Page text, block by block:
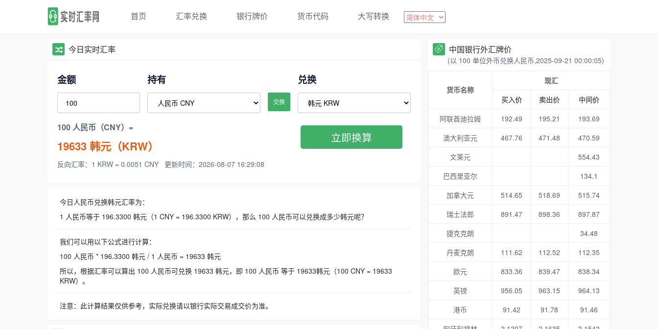
首页 汇率兑换 银行牌价 货币代码 大写转换
今日实时汇率
金额 持有
交换
兑换
100 人民币（CNY）=
19633韩元（KRW）
反向汇率：1 KRW = 0.0051 CNY 更新时间：2026-08-07 16:29:08
立即换算
今日人民币兑换韩元汇率为：
1 人民币等于 196.3300 韩元（1 CNY = 196.3300 KRW），那么 100 人民币可以兑换成多少韩元呢？
我们可以用以下公式进行计算：
100 人民币 * 196.3300 韩元 / 1 人民币 = 19633 韩元
所以，根据汇率可以算出 100 人民币可兑换 19633 韩元，即 100 人民币 等于 19633韩元（100 CNY = 19633
KRW）。
注意：此计算结果仅供参考，实际兑换请以银行实际交易成交价为准。
中国银行外汇牌价
(以 100 单位外币兑换人民币,2025-09-21 00:00:05)
货币名称
现汇
买入价
卖出价
中间价
阿联酋迪拉姆
192.49 195.21
193.69
澳大利亚元
467.76 471.48
470.59
文莱元
554.43
巴西里亚尔
134.1
加拿大元
514.65 518.69
515.74
瑞士法郎
891.47 898.36
897.87
捷克克朗
34.48
丹麦克朗
111.62 112.52
112.35
欧元
833.36 839.47
838.34
英镑
956.05 963.15
964.13
港币
91.42 91.78
91.46